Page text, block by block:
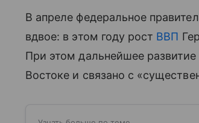
В апреле федеральное
вдвое: в этом году рост ВВП
При этом дальнейшее
Востоке и связано с